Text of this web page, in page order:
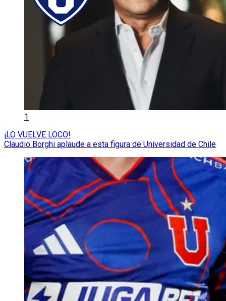
1
¡LO VUELVE LOCO!
Claudio Borghi aplaude a esta figura de Universidad de Chile